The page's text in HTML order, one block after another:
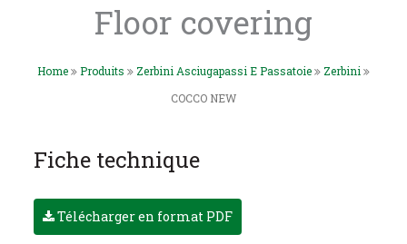
Floor covering
Home Produits Zerbini Asciugapassi E Passatoie
Zerbini
COCCO NEW
Fiche technique
Télécharger en format PDF